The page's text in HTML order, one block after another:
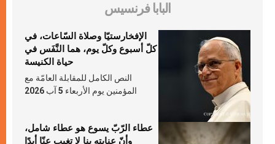
البابا فرنسيس
الإفخارستيّا وصلاة السّاعات، في
كلّ أسبوع وكلّ يوم، هما النَّفَس في
حياة الكنيسة
النص الكامل للمقابلة العامّة مع
المؤمنين يوم الأربعاء 5 آب 2026
عطاء الرّبّ يسوع هو عطاء شامل،
وأنّ عنايته بنا لا تغيب عنّا أبدًا